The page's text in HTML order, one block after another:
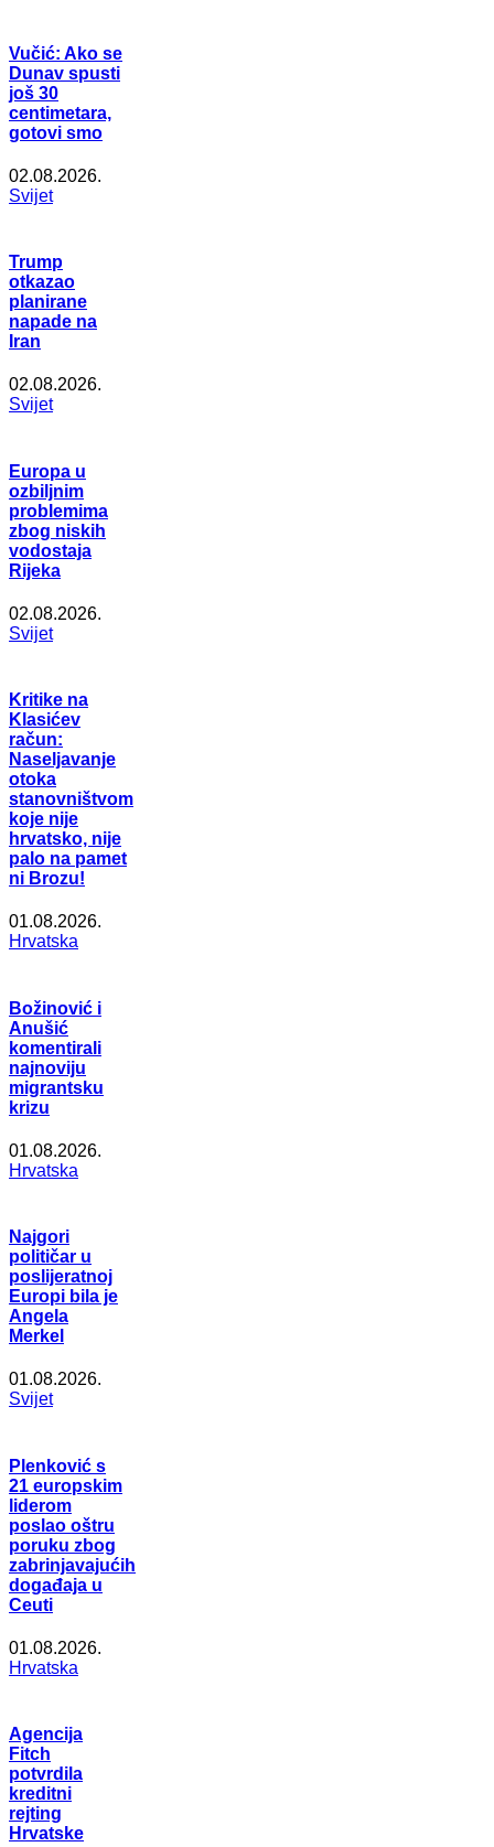
Vučić: Ako se
Dunav spusti
još 30
centimetara,
gotovi smo
02.08.2026.
Svijet
Trump
otkazao
planirane
napade na
Iran
02.08.2026.
Svijet
Europa u
ozbiljnim
problemima
zbog niskih
vodostaja
Rijeka
02.08.2026.
Svijet
Kritike na
Klasićev
račun:
Naseljavanje
otoka
stanovništvom
koje nije
hrvatsko, nije
palo na pamet
ni Brozu!
01.08.2026.
Hrvatska
Božinović i
Anušić
komentirali
najnoviju
migrantsku
krizu
01.08.2026.
Hrvatska
Najgori
političar u
poslijeratnoj
Europi bila je
Angela
Merkel
01.08.2026.
Svijet
Plenković s
21 europskim
liderom
poslao oštru
poruku zbog
zabrinjavajućih
događaja u
Ceuti
01.08.2026.
Hrvatska
Agencija
Fitch
potvrdila
kreditni
rejting
Hrvatske